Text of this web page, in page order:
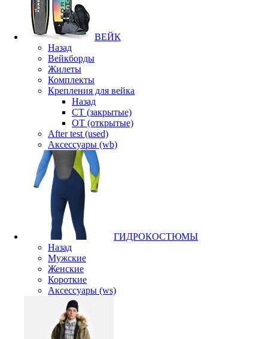
ВЕЙК
Назад
Вейкборды
Жилеты
Комплекты
Крепления для вейка
Назад
CT (закрытые)
OT (открытые)
After test (used)
Аксессуары (wb)
ГИДРОКОСТЮМЫ
Назад
Мужские
Женские
Короткие
Аксессуары (ws)